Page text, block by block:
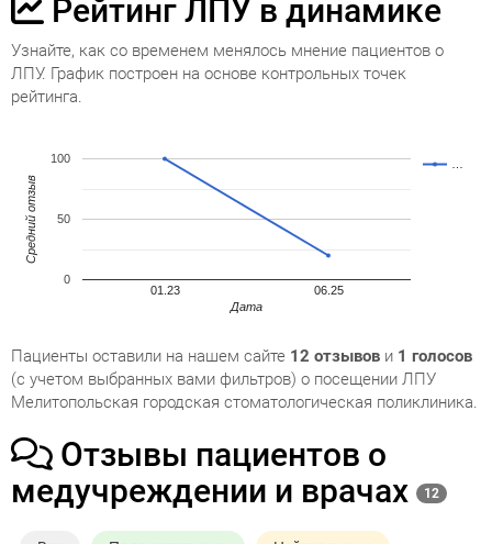
Рейтинг ЛПУ в динамике
Узнайте, как со временем менялось мнение пациентов о
ЛПУ. График построен на основе контрольных точек
рейтинга.
01.23 06.25
0
50
100
Дата
Средний отзыв
Пациенты оставили на нашем сайте 12 отзывов и 1 голосов
(с учетом выбранных вами фильтров) о посещении ЛПУ
Мелитопольская городская стоматологическая поликлиника.
Отзывы пациентов о
медучреждении и врачах
12